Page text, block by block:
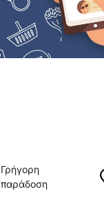
Γρήγορη
παράδοση